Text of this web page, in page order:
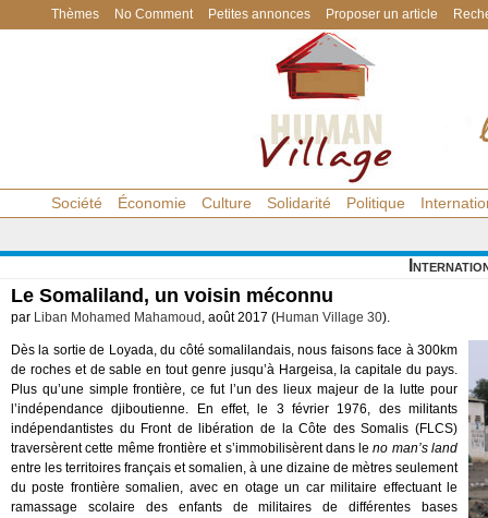
Thèmes No Comment Petites annonces Proposer un article
Société Économie Culture Solidarité Politique
Le Somaliland, un voisin méconnu
par Liban Mohamed Mahamoud , août 2017 (Human Village 30).
Dès la sortie de Loyada, du côté somalilandais, nous faisons face à 300km
de roches et de sable en tout genre jusqu’à Hargeisa, la capitale du pays.
Plus qu’une simple frontière, ce fut l’un des lieux majeur de la lutte pour
l’indépendance djiboutienne. En effet, le 3 février 1976, des militants
indépendantistes du Front de libération de la Côte des Somalis (FLCS)
traversèrent cette même frontière et s’immobilisèrent dans leno man’s land
entre les territoires français et somalien, à une dizaine de mètres seulement
du poste frontière somalien, avec en otage un car militaire effectuant le
ramassage scolaire des enfants de militaires de différentes bases